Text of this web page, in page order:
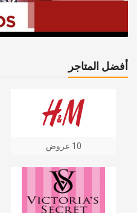
أفضل المتاجر
10 عروض